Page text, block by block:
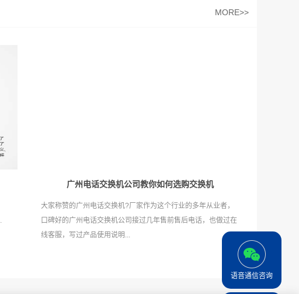
MORE>>
广州电话交换机公司教你如何选购交换机
大家称赞的广州电话交换机?厂家作为这个行业的多年从业者，
口碑好的广州电话交换机公司接过几年售前售后电话，也做过在
线客服，写过产品使用说明...
语音通信咨询